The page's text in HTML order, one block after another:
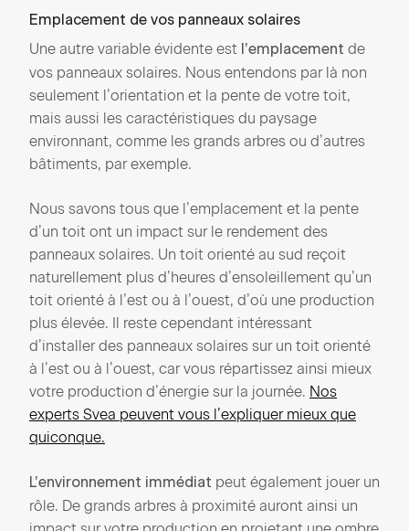
Emplacement de vos panneaux solaires
Une autre variable évidente est l’emplacement de
vos panneaux solaires. Nous entendons par là non
seulement l’orientation et la pente de votre toit,
mais aussi les caractéristiques du paysage
environnant, comme les grands arbres ou d’autres
bâtiments, par exemple.
Nous savons tous que l’emplacement et la pente
d’un toit ont un impact sur le rendement des
panneaux solaires. Un toit orienté au sud reçoit
naturellement plus d’heures d’ensoleillement qu’un
toit orienté à l’est ou à l’ouest, d’où une production
plus élevée. Il reste cependant intéressant
d’installer des panneaux solaires sur un toit orienté
à l’est ou à l’ouest, car vous répartissez ainsi mieux
votre production d’énergie sur la journée. Nos
experts Svea peuvent vous l’expliquer mieux que
quiconque.
L’environnement immédiat peut également jouer un
rôle. De grands arbres à proximité auront ainsi un